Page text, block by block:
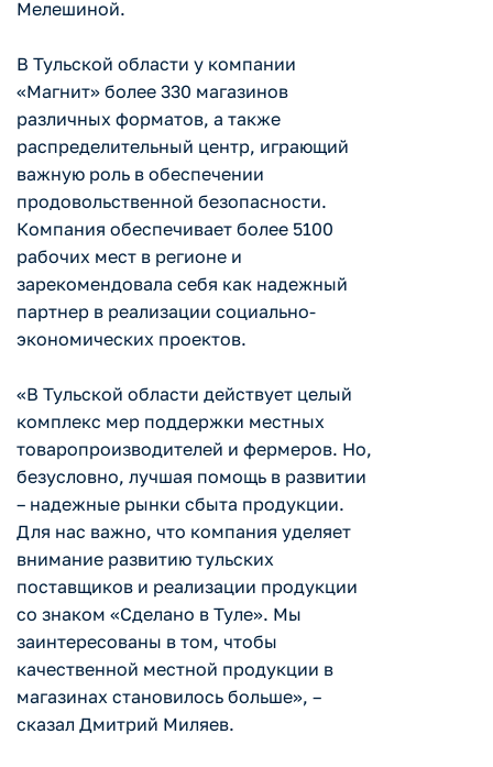
Мелешиной.
В Тульской области у компании
«Магнит» более 330 магазинов
различных форматов, а также
распределительный центр, играющий
важную роль в обеспечении
продовольственной безопасности.
Компания обеспечивает более 5100
рабочих мест в регионе и
зарекомендовала себя как надежный
партнер в реализации социально-
экономических проектов.
«В Тульской области действует целый
комплекс мер поддержки местных
товаропроизводителей и фермеров. Но,
безусловно, лучшая помощь в развитии
– надежные рынки сбыта продукции.
Для нас важно, что компания уделяет
внимание развитию тульских
поставщиков и реализации продукции
со знаком «Сделано в Туле». Мы
заинтересованы в том, чтобы
качественной местной продукции в
магазинах становилось больше», –
сказал Дмитрий Миляев.